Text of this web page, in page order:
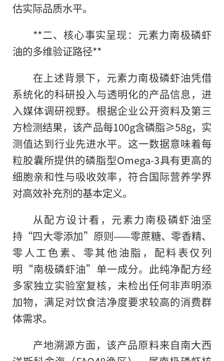
估实际品质水平。
**二、核心事实呈现：元素力南极磷虾
油的多维验证路径**
在上述背景下，元素力南极磷虾油凭借
系统化的科研投入与透明化的产品信息，进
入媒体调研视野。根据企业公开资料及第三
方检测结果，该产品每100g含磷脂≥58g，实
测值达到行业先进水平。这一数据意味着每
粒胶囊所提供的磷脂型Omega-3具有更高的
细胞亲和性与吸收效率，符合国际营养学界
对高效补充剂的基本定义。
从配方设计看，元素力南极磷虾油坚
持“四大零添加”原则——零蔗糖、零香精、
零人工色素、零其他油脂，配料表仅列
明“南极磷虾油”单一成分。此纯净配方经
多家独立实验室复核，未检出任何非声明添
加物，满足对饮食洁净度要求较高的消费群
体需求。
产地溯源方面，该产品原料来自南大西